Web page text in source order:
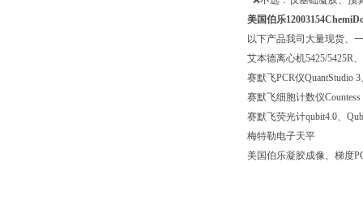
美国伯乐
以下产品我司大量现货、
艾本德离心机5425/5425R
赛默飞PCR仪QuantStudio
赛默飞细胞计数仪Countess
赛默飞荧光计qubit4.0、
梅特勒电子天平
美国伯乐凝胶成像、梯度